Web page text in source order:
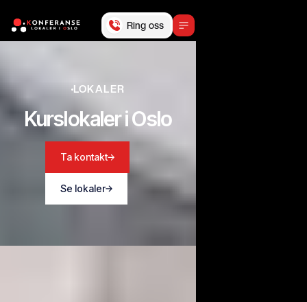
Ring oss
LOKALER
Kurslokaler i Oslo
Ta kontakt
Se lokaler